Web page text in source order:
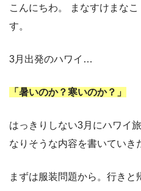
こんにちわ。 まなすけまなこ
す。
3月出発のハワイ…
「暑いのか？寒いのか？」
はっきりしない3月にハワイ
なりそうな内容を書いていき
まずは服装問題から。行きと